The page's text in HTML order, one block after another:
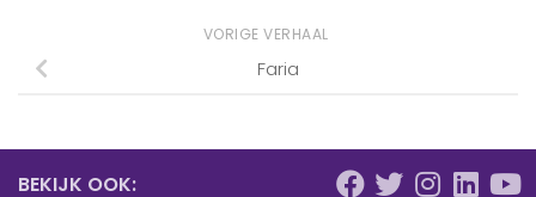
VORIGE VERHAAL
Faria
BEKIJK OOK: